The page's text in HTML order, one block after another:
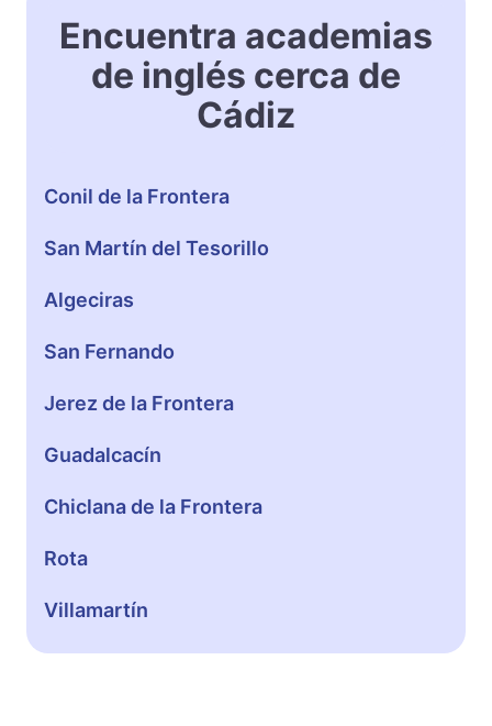
s
A
a
e
y
Encuentra academias
de inglés cerca de
Cádiz
Conil de la Frontera
San Martín del Tesorillo
Algeciras
San Fernando
Jerez de la Frontera
Guadalcacín
Chiclana de la Frontera
Rota
Villamartín